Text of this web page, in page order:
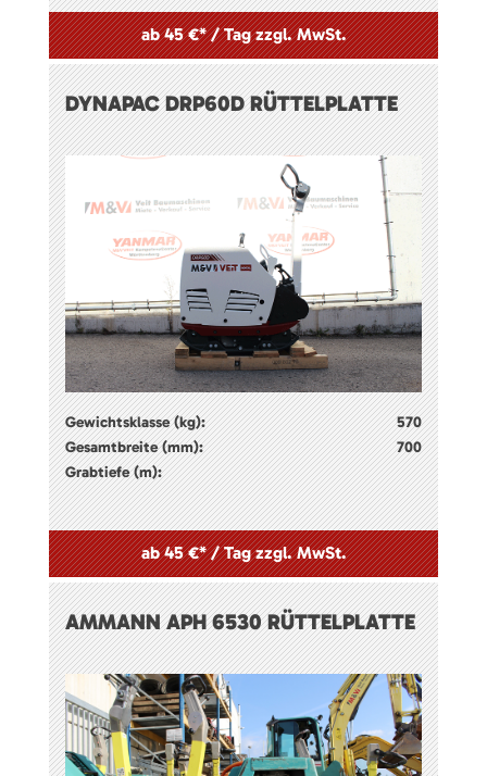
ab 45 €* / Tag zzgl. MwSt.
DYNAPAC DRP60D RÜTTELPLATTE
Gewichtsklasse (kg):
570
Gesamtbreite (mm):
700
Grabtiefe (m):
ab 45 €* / Tag zzgl. MwSt.
AMMANN APH 6530 RÜTTELPLATTE